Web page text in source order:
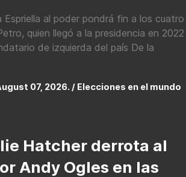
Espriella al poder pondrá fin a los cuatro
quien llegó a la presidencia en 2022
de izquierda del país De la
07, 2026. / Elecciones en el mundo
Hatcher derrota al
Andy Ogles en las